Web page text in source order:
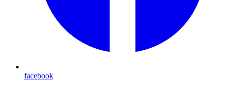
facebook